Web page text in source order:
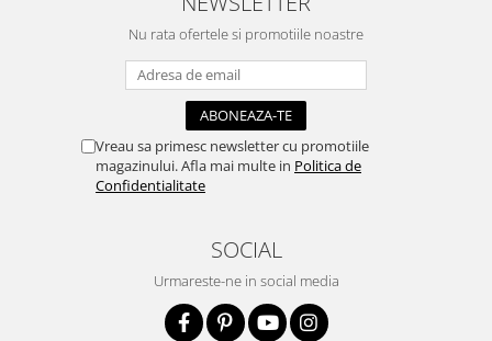
Nu rata ofertele si promotiile noastre
Vreau sa primesc newsletter cu promotiile
magazinului. Afla mai multe in Politica de
Confidentialitate
SOCIAL
Urmareste-ne in social media